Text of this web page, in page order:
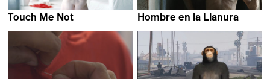
Touch Me Not
Hombre en la Llanura